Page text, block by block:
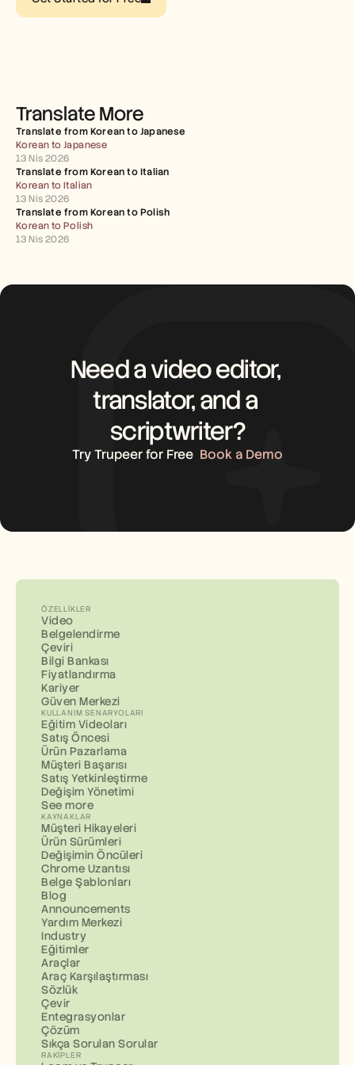
Translate More
Translate from Korean to Japanese
Korean to Japanese
13 Nis 2026
Translate from Korean to Italian
Korean to Italian
13 Nis 2026
Translate from Korean to Polish
Korean to Polish
13 Nis 2026
Need a video editor,
translator, and a
scriptwriter?
Try Trupeer for Free Book a Demo
ÖZELLIKLER
Video
Belgelendirme
Çeviri
Bilgi Bankası
Fiyatlandırma
Kariyer
Güven Merkezi
KULLANIM SENARYOLARI
Eğitim Videoları
Satış Öncesi
Ürün Pazarlama
Müşteri Başarısı
Satış Yetkinleştirme
Değişim Yönetimi
See more
KAYNAKLAR
Müşteri Hikayeleri
Ürün Sürümleri
Değişimin Öncüleri
Chrome Uzantısı
Belge Şablonları
Blog
Announcements
Yardım Merkezi
Industry
Eğitimler
Araçlar
Araç Karşılaştırması
Sözlük
Çevir
Entegrasyonlar
Çözüm
Sıkça Sorulan Sorular
RAKIPLER
Careers